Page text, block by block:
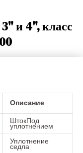
и 4", класс
Описание
ШтокПод
уплотнением
Уплотнение
седла